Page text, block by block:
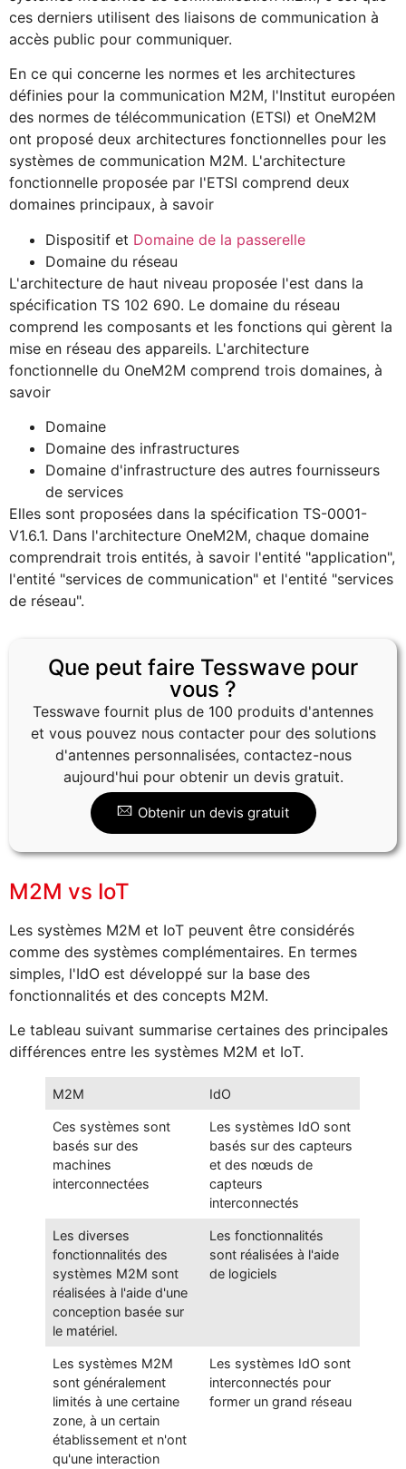
ces derniers utilisent des liaisons de communication à
accès public pour communiquer.
En ce qui concerne les normes et les architectures
définies pour la communication M2M, l'Institut européen
des normes de télécommunication (ETSI) et OneM2M
ont proposé deux architectures fonctionnelles pour les
systèmes de communication M2M. L'architecture
fonctionnelle proposée par l'ETSI comprend deux
domaines principaux, à savoir
Dispositif et Domaine de la passerelle
Domaine du réseau
L'architecture de haut niveau proposée l'est dans la
spécification TS 102 690. Le domaine du réseau
comprend les composants et les fonctions qui gèrent la
mise en réseau des appareils. L'architecture
fonctionnelle du OneM2M comprend trois domaines, à
savoir
Domaine
Domaine des infrastructures
Domaine d'infrastructure des autres fournisseurs
de services
Elles sont proposées dans la spécification TS-0001-
V1.6.1. Dans l'architecture OneM2M, chaque domaine
comprendrait trois entités, à savoir l'entité "application",
l'entité "services de communication" et l'entité "services
de réseau".
Que peut faire Tesswave pour
vous ?
Tesswave fournit plus de 100 produits d'antennes
et vous pouvez nous contacter pour des solutions
d'antennes personnalisées, contactez-nous
aujourd'hui pour obtenir un devis gratuit.
Obtenir un devis gratuit
M2M vs IoT
Les systèmes M2M et IoT peuvent être considérés
comme des systèmes complémentaires. En termes
simples, l'IdO est développé sur la base des
fonctionnalités et des concepts M2M.
Le tableau suivant summarise certaines des principales
différences entre les systèmes M2M et IoT.
M2M IdO
Ces systèmes sont
basés sur des
machines
interconnectées
Les systèmes IdO sont
basés sur des capteurs
et des nœuds de
capteurs
interconnectés
Les diverses
fonctionnalités des
systèmes M2M sont
réalisées à l'aide d'une
conception basée sur
le matériel.
Les fonctionnalités
sont réalisées à l'aide
de logiciels
Les systèmes M2M
sont généralement
limités à une certaine
zone, à un certain
établissement et n'ont
qu'une interaction
Les systèmes IdO sont
interconnectés pour
former un grand réseau